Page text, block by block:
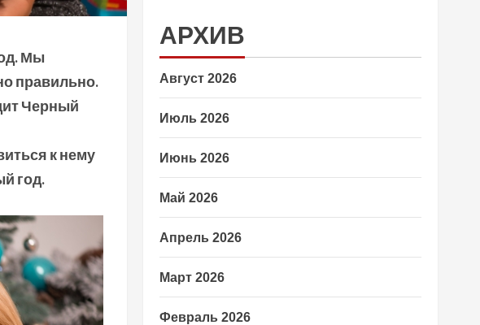
Мы
правильно.
Черный
к нему
год.
АРХИВ
Август 2026
Июль 2026
Июнь 2026
Май 2026
Апрель 2026
Март 2026
Февраль 2026